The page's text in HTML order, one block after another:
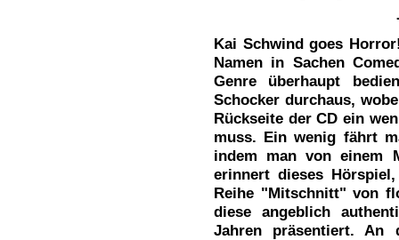
Kai Schwind goes
Namen in Sachen
Genre überhaupt
Schocker durchaus,
Rückseite der CD ein
muss. Ein wenig fährt
indem man von einem
erinnert dieses
Reihe "Mitschnitt" von
diese angeblich
Jahren präsentiert. An